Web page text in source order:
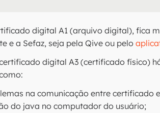
digital A1 (arquivo digital), fica
e a Sefaz, seja pela Qive ou pelo
digital A3 (certificado físico)
na comunicação entre certificado
do java no computador do usuário;